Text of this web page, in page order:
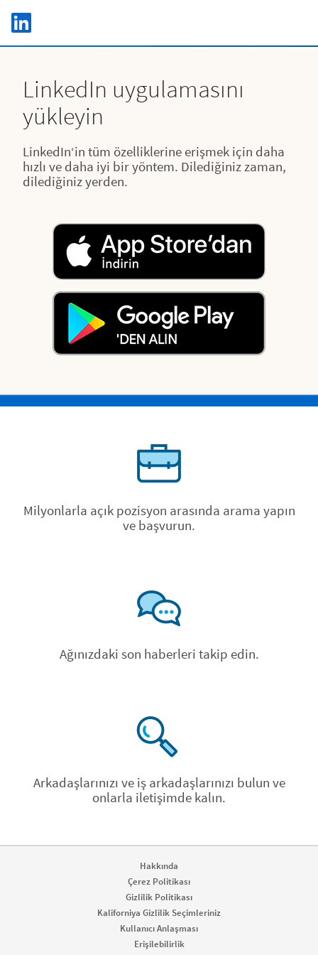
Skip to main content
LinkedIn Logo
LinkedIn uygulamasını
yükleyin
LinkedIn‘in tüm özelliklerine erişmek için daha
hızlı ve daha iyi bir yöntem. Dilediğiniz zaman,
dilediğiniz yerden.
Milyonlarla açık pozisyon arasında arama yapın
ve başvurun.
Ağınızdaki son haberleri takip edin.
Arkadaşlarınızı ve iş arkadaşlarınızı bulun ve
onlarla iletişimde kalın.
Hakkında
Çerez Politikası
Gizlilik Politikası
Kaliforniya Gizlilik Seçimleriniz
Kullanıcı Anlaşması
Erişilebilirlik